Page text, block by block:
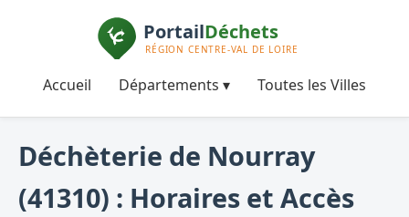
Accueil Départements ▾ Toutes les Villes
Déchèterie de Nourray
(41310) : Horaires et Accès